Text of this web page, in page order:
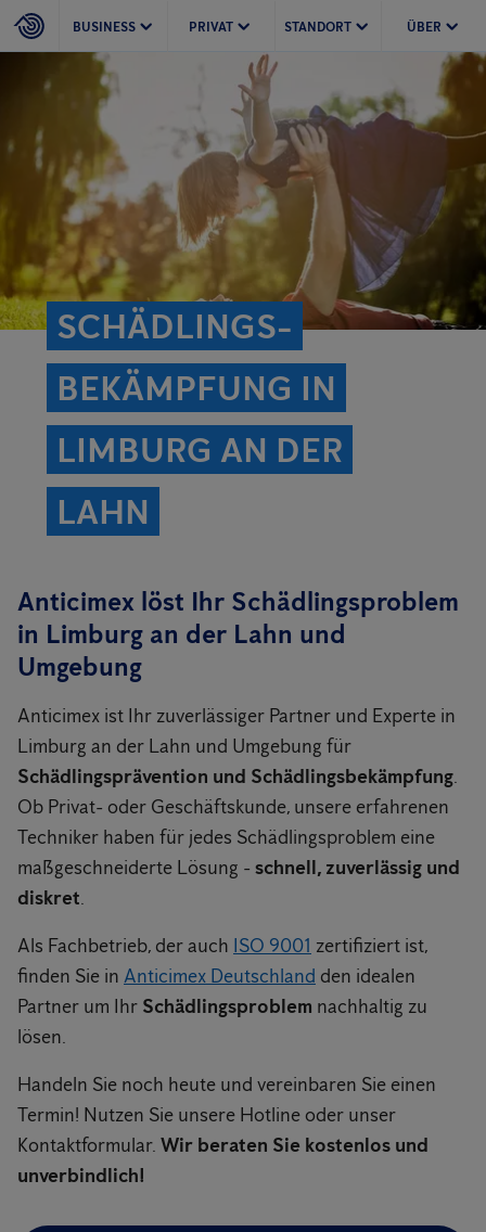
BUSINESS PRIVAT STANDORT ÜBER
SCHÄDLINGS­
BEKÄMPFUNG IN
LIMBURG AN DER
LAHN
Anticimex löst Ihr Schädlingsproblem
in Limburg an der Lahn und
Umgebung
Anticimex ist Ihr zuverlässiger Partner und Experte in
Limburg an der Lahn und Umgebung für
Schädlingsprävention und Schädlingsbekämpfung.
Ob Privat- oder Geschäftskunde, unsere erfahrenen
Techniker haben für jedes Schädlingsproblem eine
maßgeschneiderte Lösung - schnell, zuverlässig und
diskret.
Als Fachbetrieb, der auch ISO 9001 zertifiziert ist,
finden Sie in Anticimex Deutschland den idealen
Partner um Ihr Schädlingsproblem nachhaltig zu
lösen.
Handeln Sie noch heute und vereinbaren Sie einen
Termin! Nutzen Sie unsere Hotline oder unser
Kontaktformular. Wir beraten Sie kostenlos und
unverbindlich!